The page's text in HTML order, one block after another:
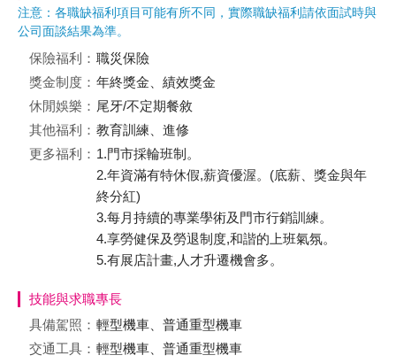
注意：各職缺福利項目可能有所不同，實際職缺福利請依面試時與
公司面談結果為準。
保險福利： 職災保險
獎金制度： 年終獎金、績效獎金
休閒娛樂： 尾牙/不定期餐敘
其他福利： 教育訓練、進修
更多福利： 1.門市採輪班制。
2.年資滿有特休假,薪資優渥。(底薪、獎金與年
終分紅)
3.每月持續的專業學術及門市行銷訓練。
4.享勞健保及勞退制度,和諧的上班氣氛。
5.有展店計畫,人才升遷機會多。
技能與求職專長
具備駕照： 輕型機車、普通重型機車
交通工具： 輕型機車、普通重型機車